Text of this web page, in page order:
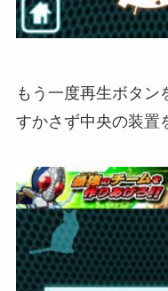
もう一度再生ボタン
すかさず中央の装置